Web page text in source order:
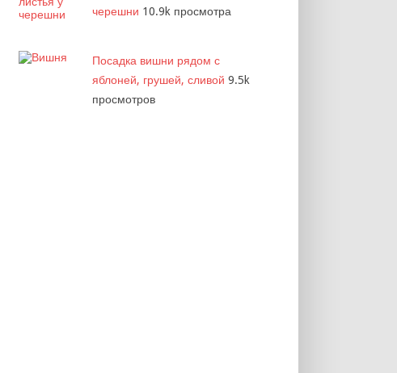
черешни 10.9k просмотра
Посадка вишни рядом с
яблоней, грушей, сливой 9.5k
просмотров